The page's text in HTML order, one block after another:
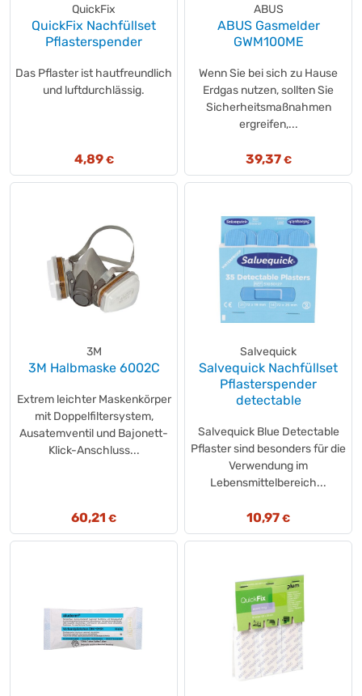
QuickFix
QuickFix Nachfüllset
Pflasterspender
Das Pflaster ist hautfreundlich
und luftdurchlässig.
4,89€
ABUS
ABUS Gasmelder
GWM100ME
Wenn Sie bei sich zu Hause
Erdgas nutzen, sollten Sie
Sicherheitsmaßnahmen
ergreifen,...
39,37€
3M
3M Halbmaske 6002C
Extrem leichter Maskenkörper
mit Doppelfiltersystem,
Ausatemventil und Bajonett-
Klick-Anschluss...
60,21 €
Salvequick
Salvequick Nachfüllset
Pflasterspender
detectable
Salvequick Blue Detectable
Pflaster sind besonders für die
Verwendung im
Lebensmittelbereich...
10,97 €